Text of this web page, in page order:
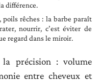
différence.
poils rêches : la barbe paraît
nourrir, c’est éviter de
regard dans le miroir.
précision : volume
entre cheveux et